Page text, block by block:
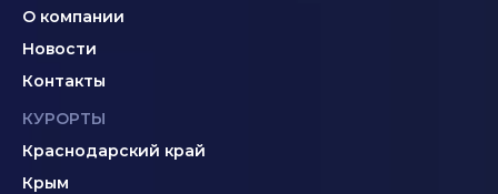
О компании
Новости
Контакты
КУРОРТЫ
Краснодарский край
Крым